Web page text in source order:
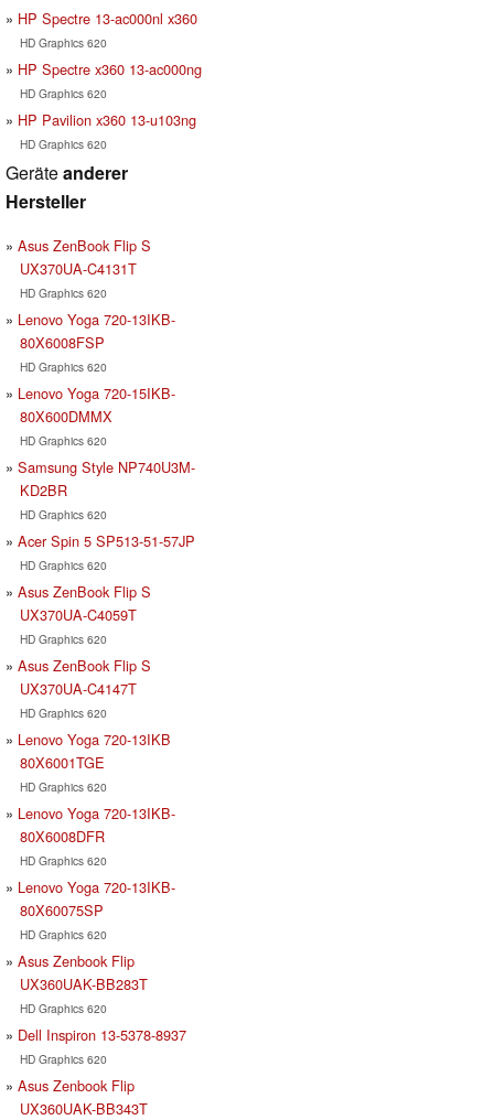
HP Spectre 13-ac000nl x360
HD Graphics 620
HP Spectre x360 13-ac000ng
HD Graphics 620
HP Pavilion x360 13-u103ng
HD Graphics 620
Geräteanderer
Hersteller
Asus ZenBook Flip S
UX370UA-C4131T
HD Graphics 620
Lenovo Yoga 720-13IKB-
80X6008FSP
HD Graphics 620
Lenovo Yoga 720-15IKB-
80X600DMMX
HD Graphics 620
Samsung Style NP740U3M-
KD2BR
HD Graphics 620
Acer Spin 5 SP513-51-57JP
HD Graphics 620
Asus ZenBook Flip S
UX370UA-C4059T
HD Graphics 620
Asus ZenBook Flip S
UX370UA-C4147T
HD Graphics 620
Lenovo Yoga 720-13IKB
80X6001TGE
HD Graphics 620
Lenovo Yoga 720-13IKB-
80X6008DFR
HD Graphics 620
Lenovo Yoga 720-13IKB-
80X60075SP
HD Graphics 620
Asus Zenbook Flip
UX360UAK-BB283T
HD Graphics 620
Dell Inspiron 13-5378-8937
HD Graphics 620
Asus Zenbook Flip
UX360UAK-BB343T